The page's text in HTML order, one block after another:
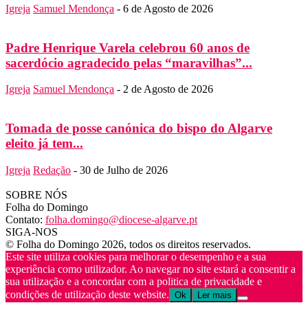
Igreja Samuel Mendonça - 6 de Agosto de 2026
Padre Henrique Varela celebrou 60 anos de
sacerdócio agradecido pelas “maravilhas”...
Igreja Samuel Mendonça - 2 de Agosto de 2026
Tomada de posse canónica do bispo do Algarve
eleito já tem...
Igreja Redação - 30 de Julho de 2026
SOBRE NÓS
Folha do Domingo
Contato: folha.domingo@diocese-algarve.pt
SIGA-NOS
© Folha do Domingo 2026, todos os direitos reservados.
Este site utiliza cookies para melhorar o desempenho e a sua
experiência como utilizador. Ao navegar no site estará a consentir a
sua utilização e a concordar com a politica de privacidade e
condições de utilização deste website. Ok Ler mais